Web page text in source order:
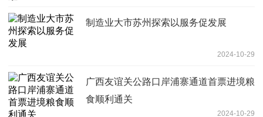
制造业大市苏州探索以服务促发展
2024-10-29
广西友谊关公路口岸浦寨通道首票进境粮
食顺利通关
2024-10-29